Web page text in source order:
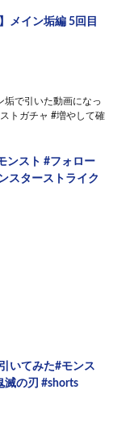
メイン垢編 5回目
垢で引いた動画になっ
トガチャ #増やして確
ンスト #フォロー
スターストライク
いてみた#モンス
滅の刃 #shorts